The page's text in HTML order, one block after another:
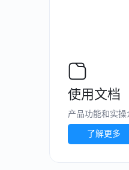
使用文档
产品功能和实
了解更多